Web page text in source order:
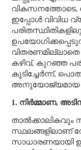
വികസനത്തോടെ,
ഇപ്പോൾ വിവിധ
കഴിവ്, കുറഞ്ഞ
കൂടിച്ചേർന്ന്,
അനുയോജ്യമായ ഒരു
1. നിർമ്മാണ,
താൽക്കാലികവും
സ്ഥലങ്ങളിലാണ്
സാധാരണയായി